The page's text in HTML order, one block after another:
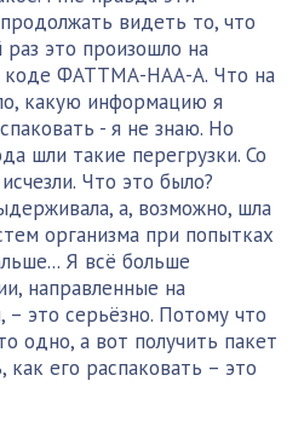
видеть то, что
это произошло на
коде ФАТТМА-НАА-А. Что на
какую информацию я
- я не знаю. Но
шли такие перегрузки. Со
Что это было?
а, возможно, шла
организма при попытках
Я всё больше
направленные на
– это серьёзно. Потому что
одно, а вот получить пакет
его распаковать – это